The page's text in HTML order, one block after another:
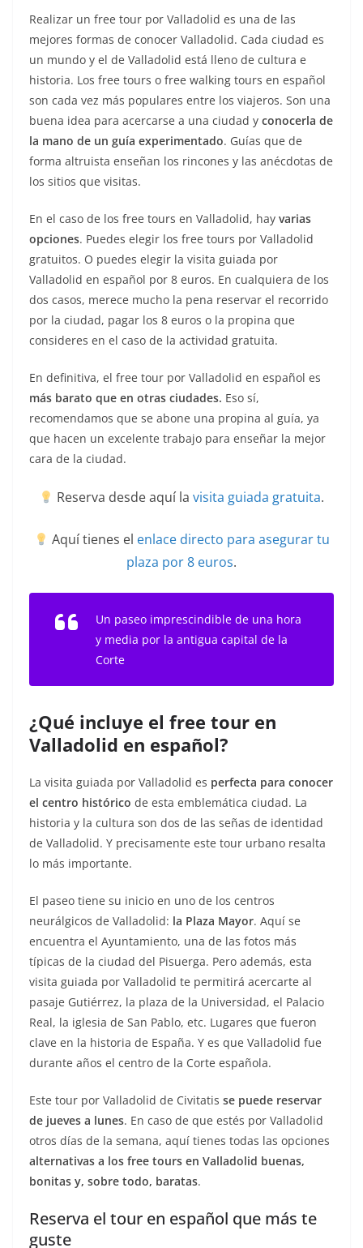
Realizar un free tour por Valladolid es una de las
mejores formas de conocer Valladolid. Cada ciudad es
un mundo y el de Valladolid está lleno de cultura e
historia. Los free tours o free walking tours en español
son cada vez más populares entre los viajeros. Son una
buena idea para acercarse a una ciudad y conocerla de
la mano de un guía experimentado. Guías que de
forma altruista enseñan los rincones y las anécdotas de
los sitios que visitas.
En el caso de los free tours en Valladolid, hay varias
opciones. Puedes elegir los free tours por Valladolid
gratuitos. O puedes elegir la visita guiada por
Valladolid en español por 8 euros. En cualquiera de los
dos casos, merece mucho la pena reservar el recorrido
por la ciudad, pagar los 8 euros o la propina que
consideres en el caso de la actividad gratuita.
En definitiva, el free tour por Valladolid en español es
más barato que en otras ciudades. Eso sí,
recomendamos que se abone una propina al guía, ya
que hacen un excelente trabajo para enseñar la mejor
cara de la ciudad.
Reserva desde aquí lavisita guiada gratuita.
Aquí tienes el enlace directo para asegurar tu
plaza por 8 euros.
Un paseo imprescindible de una hora
y media por la antigua capital de la
Corte
¿Qué incluye el free tour en
Valladolid en español?
La visita guiada por Valladolid es perfecta para conocer
el centro histórico de esta emblemática ciudad. La
historia y la cultura son dos de las señas de identidad
de Valladolid. Y precisamente este tour urbano resalta
lo más importante.
El paseo tiene su inicio en uno de los centros
neurálgicos de Valladolid: la Plaza Mayor. Aquí se
encuentra el Ayuntamiento, una de las fotos más
típicas de la ciudad del Pisuerga. Pero además, esta
visita guiada por Valladolid te permitirá acercarte al
pasaje Gutiérrez, la plaza de la Universidad, el Palacio
Real, la iglesia de San Pablo, etc. Lugares que fueron
clave en la historia de España. Y es que Valladolid fue
durante años el centro de la Corte española.
Este tour por Valladolid de Civitatis se puede reservar
de jueves a lunes. En caso de que estés por Valladolid
otros días de la semana, aquí tienes todas las opciones
alternativas a los free tours en Valladolid buenas,
bonitas y, sobre todo, baratas.
Reserva el tour en español que más te
guste